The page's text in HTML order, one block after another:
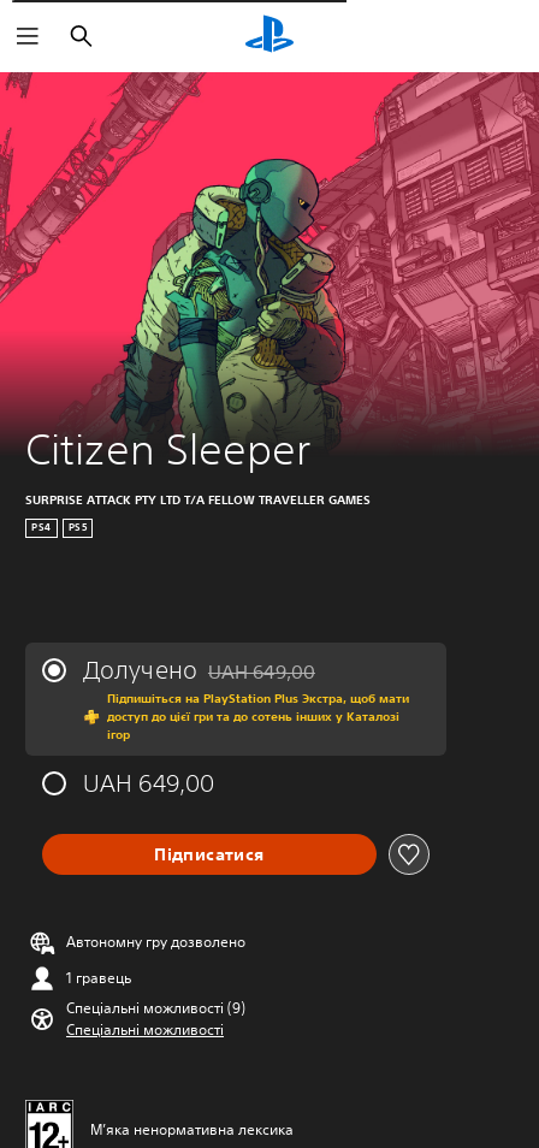
Пошук
Citizen Sleeper
SURPRISE ATTACK PTY LTD T/A FELLOW TRAVELLER GAMES
PS4 PS5
Долучено Знижка від початкової ціни UAH 649,00
UAH 649,00
Підпишіться на PlayStation Plus Экстра, щоб мати
доступ до цієї гри та до сотень інших у Каталозі
ігор
UAH 649,00
Підписатися
Автономну гру дозволено
1 гравець
Спеціальні можливості (9)
Спеціальні можливості
М’яка ненормативна лексика